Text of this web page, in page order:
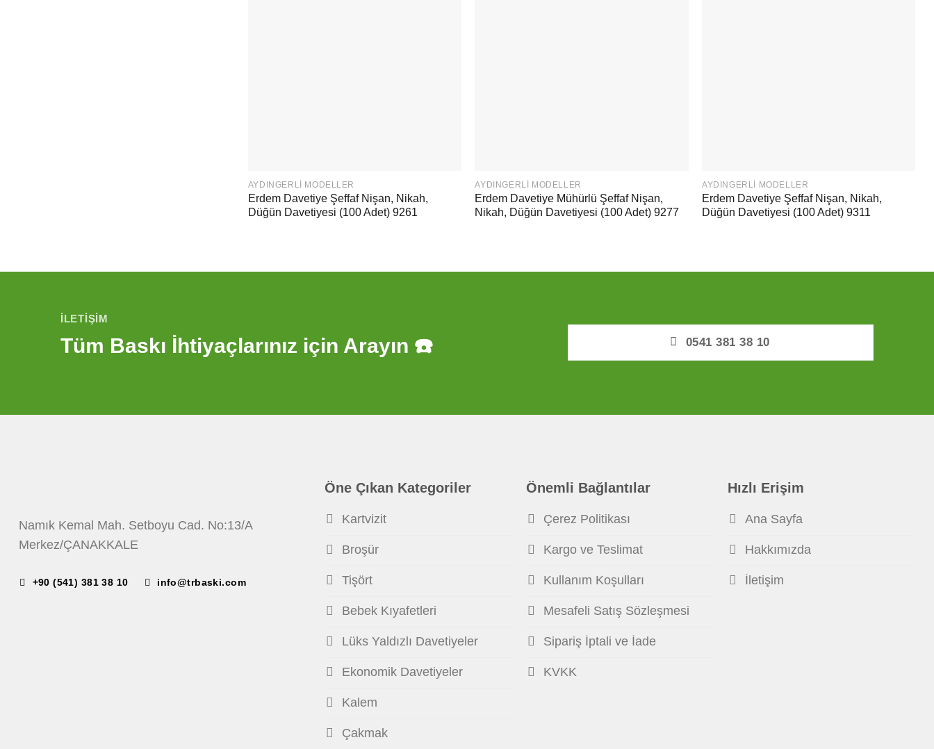
AYDINGERLI MODELLER
Erdem Davetiye Şeffaf Nişan, Nikah,
Düğün Davetiyesi (100 Adet) 9261
AYDINGERLI MODELLER
Erdem Davetiye Mühürlü Şeffaf Nişan,
Nikah, Düğün Davetiyesi (100 Adet) 9277
AYDINGERLI MODELLER
Erdem Davetiye Şeffaf Nişan, Nikah,
Düğün Davetiyesi (100 Adet) 9311
İLETIŞIM
Tüm Baskı İhtiyaçlarınız için Arayın ☎️ 0541 381 38 10
Namık Kemal Mah. Setboyu Cad. No:13/A
Merkez/ÇANAKKALE
+90 (541) 381 38 10 info@trbaski.com
Öne Çıkan Kategoriler
Kartvizit
Broşür
Tişört
Bebek Kıyafetleri
Lüks Yaldızlı Davetiyeler
Ekonomik Davetiyeler
Kalem
Çakmak
Önemli Bağlantılar
Çerez Politikası
Kargo ve Teslimat
Kullanım Koşulları
Mesafeli Satış Sözleşmesi
Sipariş İptali ve İade
KVKK
Hızlı Erişim
Ana Sayfa
Hakkımızda
İletişim